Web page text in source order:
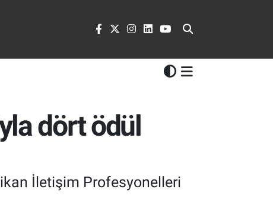
dört ödül
İletişim Profesyonelleri